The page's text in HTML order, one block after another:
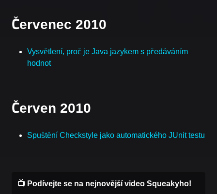
Červenec 2010
Vysvětlení, proč je Java jazykem s předáváním
hodnot
Červen 2010
Spuštění Checkstyle jako automatického JUnit testu
📺 Podívejte se na nejnovější video Squeakyho!